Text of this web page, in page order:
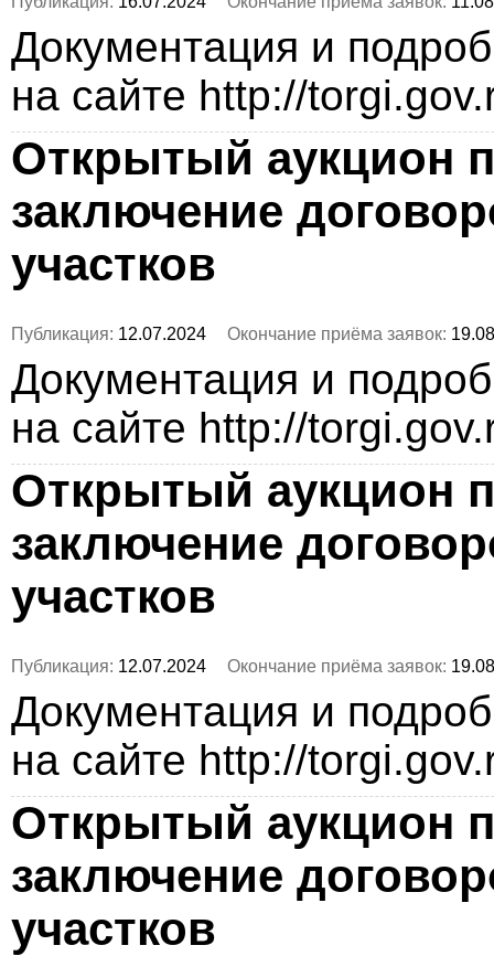
Документация и
на сайте http://
Открытый аукцион
заключение
участков
Публикация: 12.07.2024 Окончание приёма заявок:
Документация и
на сайте http://
Открытый аукцион
заключение
участков
Публикация: 12.07.2024 Окончание приёма заявок:
Документация и
на сайте http://
Открытый аукцион
заключение
участков